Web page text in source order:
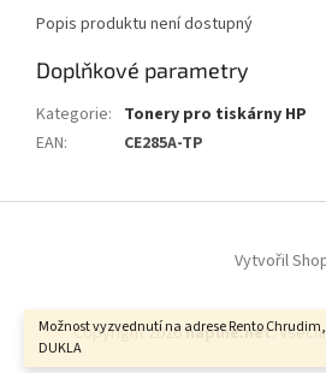
Možnost vyzvednutí na adrese Rento Chrudim,
DUKLA
Popis produktu není dostupný
Doplňkové parametry
Kategorie: Tonery pro tiskárny HP
EAN: CE285A-TP
Vytvořil
Copyright 2026 naplne.net.